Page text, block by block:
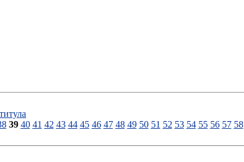
39 40 41 42 43 44 45 46 47 48 49 50 51 52 53 54 55 56 57 58